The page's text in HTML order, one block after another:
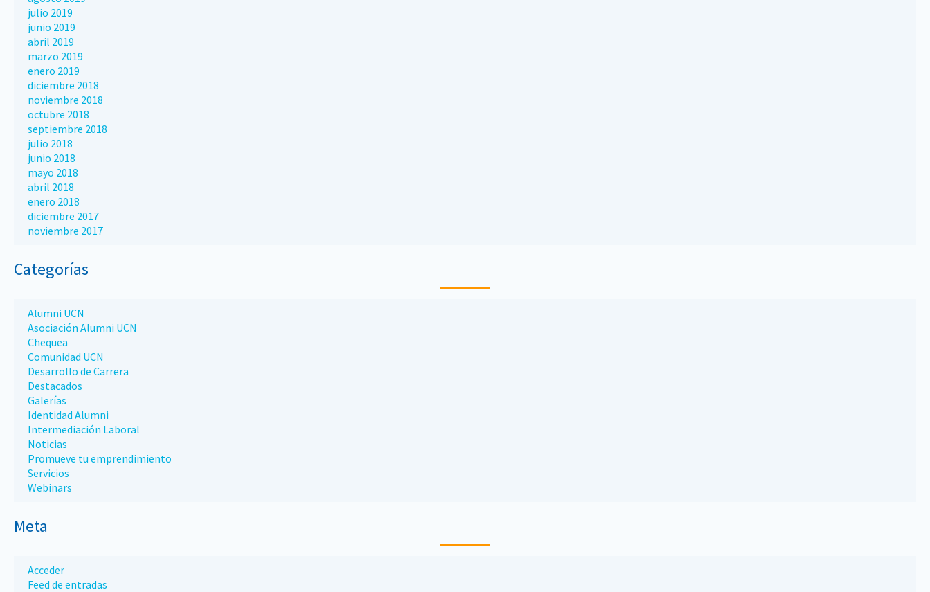
julio 2019
junio 2019
abril 2019
marzo 2019
enero 2019
diciembre 2018
noviembre 2018
octubre 2018
septiembre 2018
julio 2018
junio 2018
mayo 2018
abril 2018
enero 2018
diciembre 2017
noviembre 2017
Categorías
Alumni UCN
Asociación Alumni UCN
Chequea
Comunidad UCN
Desarrollo de Carrera
Destacados
Galerías
Identidad Alumni
Intermediación Laboral
Noticias
Promueve tu emprendimiento
Servicios
Webinars
Meta
Acceder
Feed de entradas